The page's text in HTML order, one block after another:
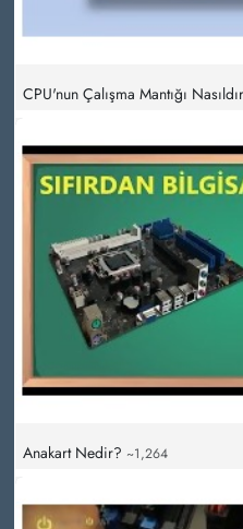
CPU'nun Çalışma Mantığı
Anakart Nedir? ~1,264